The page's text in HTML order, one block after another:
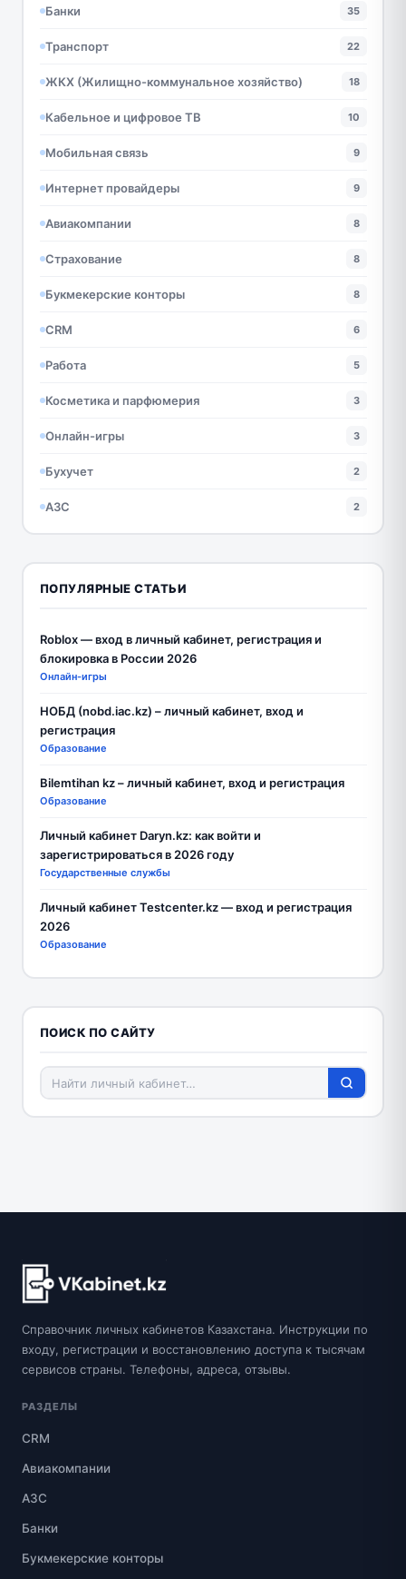
Банки 35
Транспорт 22
ЖКХ (Жилищно-коммунальное хозяйство) 18
Кабельное и цифровое ТВ 10
Мобильная связь 9
Интернет провайдеры 9
Авиакомпании 8
Страхование 8
Букмекерские конторы 8
CRM 6
Работа 5
Косметика и парфюмерия 3
Онлайн-игры 3
Бухучет 2
АЗС 2
ПОПУЛЯРНЫЕ СТАТЬИ
Roblox — вход в личный кабинет, регистрация и
блокировка в России 2026
Онлайн-игры
НОБД (nobd.iac.kz) – личный кабинет, вход и
регистрация
Образование
Bilemtihan kz – личный кабинет, вход и регистрация
Образование
Личный кабинет Daryn.kz: как войти и
зарегистрироваться в 2026 году
Государственные службы
Личный кабинет Testcenter.kz — вход и регистрация
2026
Образование
ПОИСК ПО САЙТУ
Справочник личных кабинетов Казахстана. Инструкции по
входу, регистрации и восстановлению доступа к тысячам
сервисов страны. Телефоны, адреса, отзывы.
РАЗДЕЛЫ
CRM
Авиакомпании
АЗС
Банки
Букмекерские конторы